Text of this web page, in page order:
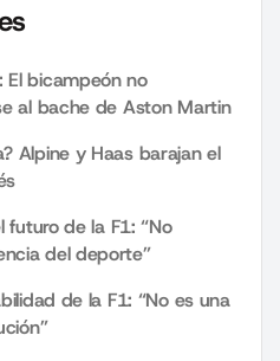
bicampeón no
al bache de Aston Martin
Alpine y Haas barajan el
de la F1: “No
del deporte”
de la F1: “No es una